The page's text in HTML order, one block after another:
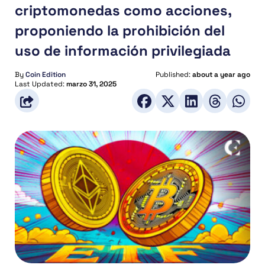
criptomonedas como acciones,
proponiendo la prohibición del
uso de información privilegiada
ByCoin Edition Published:about a year ago
Last Updated:marzo 31, 2025